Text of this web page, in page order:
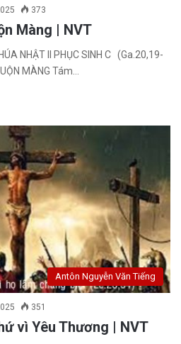
373
Màng | NVT
NHẬT II PHỤC SINH C (Ga.20,19-
MÀNG Tám…
Antôn Nguyễn Văn Tiếng
351
vì Yêu Thương | NVT